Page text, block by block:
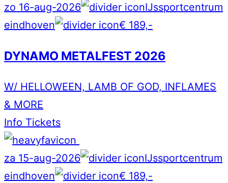
zo 16-aug-2026
IJssportcentrum
eindhoven
€ 189,-
DYNAMO METALFEST 2026
W/ HELLOWEEN, LAMB OF GOD, INFLAMES
& MORE
Info Tickets
za 15-aug-2026
IJssportcentrum
eindhoven
€ 189,-